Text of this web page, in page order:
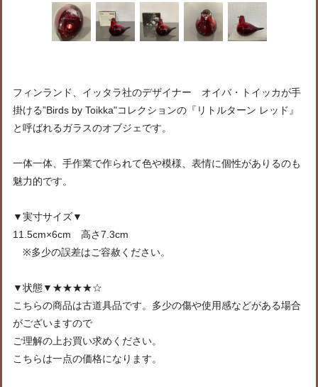
フィンランド、イッタラ社のデザイナー オイバ・トイッカが手
掛ける”Birds by Toikka"コレクションの『リトルターン レッド』
と呼ばれるガラスのオブジェです。
一体一体、手作業で作られて色や模様、表情に個性がありるのも
魅力的です。
▼実寸サイズ▼
11.5cm×6cm 高さ7.3cm
※多少の誤差はご容赦ください。
▼状態▼★★★★☆
こちらの商品は古道具品です。多少の傷や使用感などがある場合
がございますので
ご理解の上お買い求めください。
こちらは一点の価格になります。